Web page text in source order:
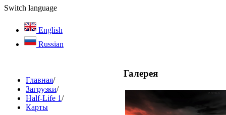
Switch language
English
Russian
Главная/
Загрузки/
Half-Life 1/
Карты
Галерея